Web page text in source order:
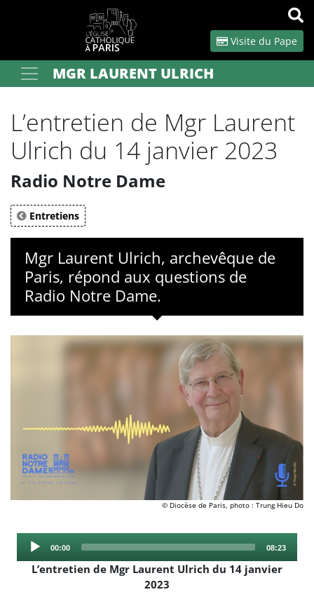
Visite du Pape
Votre rechercheMGR LAURENT ULRICH
L’entretien de Mgr Laurent
Ulrich du 14 janvier 2023
Radio Notre Dame
Entretiens
Mgr Laurent Ulrich, archevêque de
Paris, répond aux questions de
Radio Notre Dame.
© Diocèse de Paris, photo : Trung Hieu Do
Player
Current
00:00
Total
08:23
L’entretien de Mgr Laurent Ulrich du 14 janvier
2023
Panneau de gestion des cookies